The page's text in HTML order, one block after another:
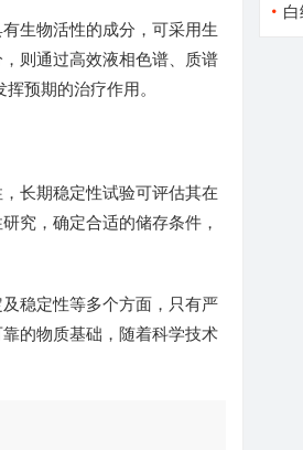
生物活性的成分，可采用生
则通过高效液相色谱、质谱
预期的治疗作用。
长期稳定性试验可评估其在
究，确定合适的储存条件，
稳定性等多个方面，只有严
的物质基础，随着科学技术